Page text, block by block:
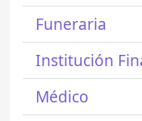
Funeraria
Institución
Médico